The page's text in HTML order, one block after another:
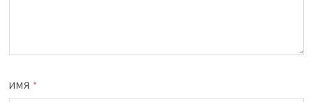
ИМЯ *